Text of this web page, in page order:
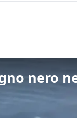
nero